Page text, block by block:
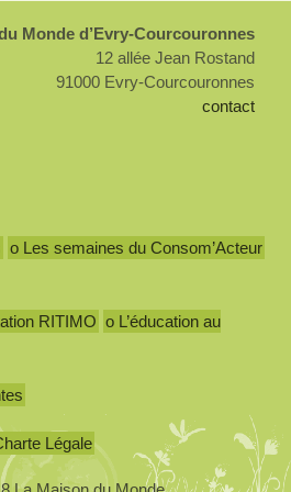
Monde d’Evry-Courcouronnes
12 allée Jean Rostand
91000 Evry-Courcouronnes
contact
o Les semaines du Consom’Acteur
RITIMO o L’éducation au
Légale